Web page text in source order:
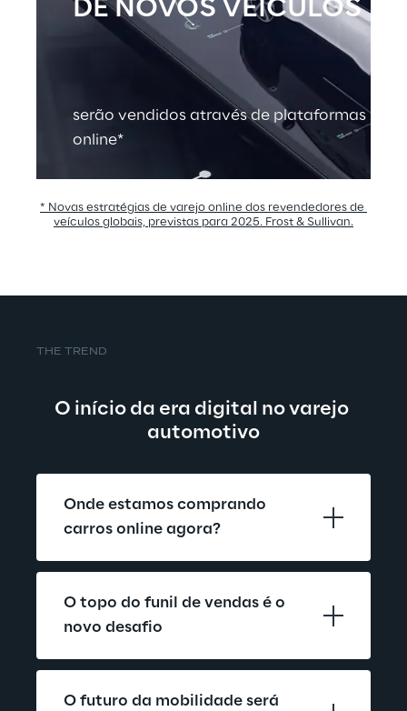
DE NOVOS VEÍCULOS
serão vendidos através de plataformas
online*
* Novas estratégias de varejo online dos revendedores de
veículos globais, previstas para 2025. Frost & Sullivan.
THE TREND
O início da era digital no varejo
automotivo
Onde estamos comprando
carros online agora?
O topo do funil de vendas é o
novo desafio
O futuro da mobilidade será